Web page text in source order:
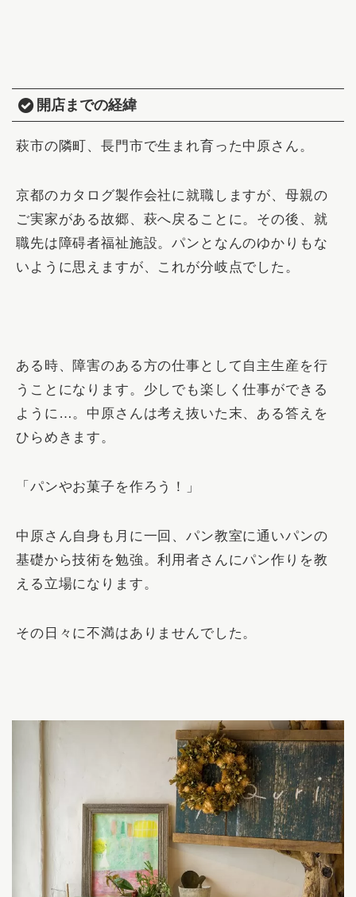
開店までの経緯
萩市の隣町、長門市で生まれ育った中原さん。
京都のカタログ製作会社に就職しますが、母親の
ご実家がある故郷、萩へ戻ることに。 その後、就
職先は障碍者福祉施設。パンとなんのゆかりもな
いように思えますが、これが分岐点でした。
ある時、障害のある方の仕事として自主生産を行
うことになります。少しでも楽しく仕事ができる
ように…。中原さんは考え抜いた末、ある答えを
ひらめきます。
「 パンやお菓子を作ろう！ 」
中原さん自身も月に一回、パン教室に通いパンの
基礎から技術を勉強。利用者さんにパン作りを教
える立場になります。
その日々に不満はありませんでした。